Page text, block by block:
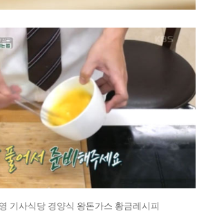
기사식당 경양식 왕돈가스 황금레시피